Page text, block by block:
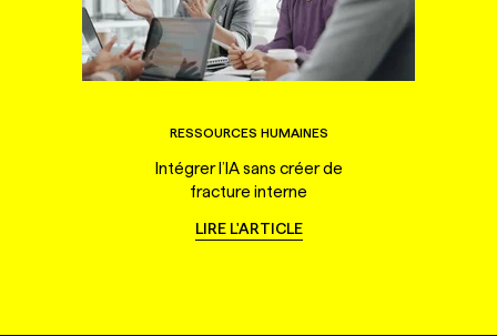
RESSOURCES HUMAINES
Intégrer l’IA sans créer de
fracture interne
LIRE L'ARTICLE